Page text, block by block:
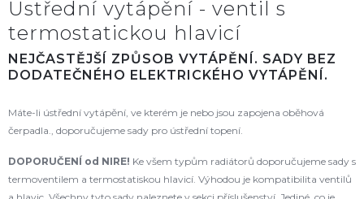
Ústřední vytápění - ventil s
termostatickou hlavicí
NEJČASTĚJŠÍ ZPŮSOB VYTÁPĚNÍ. SADY BEZ
DODATEČNÉHO ELEKTRICKÉHO VYTÁPĚNÍ.
Máte-li ústřední vytápění, ve kterém je nebo jsou zapojena oběhová
čerpadla., doporučujeme sady pro ústřední topení.
DOPORUČENÍ od NIRE! Ke všem typům radiátorů doporučujeme sady s
termoventilem a termostatiskou hlavicí. Výhodou je kompatibilita ventilů